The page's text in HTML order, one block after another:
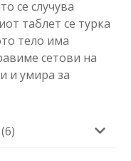
се случува
таблет се турка
тело има
сетови на
и умира за